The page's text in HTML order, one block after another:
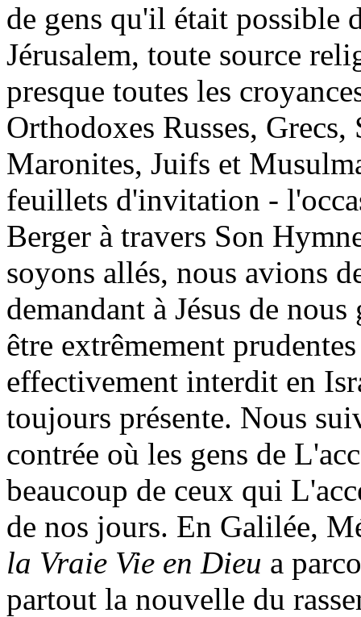
de gens qu'il était possible
Jérusalem, toute source
presque toutes les
Orthodoxes Russes,
Maronites, Juifs et
feuillets d'invitation -
Berger à travers Son
soyons allés, nous avions
demandant à Jésus de
être extrêmement
effectivement interdit en
toujours présente. Nous
contrée où les gens de
beaucoup de ceux qui
de nos jours. En Galilée,
la Vraie Vie en Dieu a
partout la nouvelle du